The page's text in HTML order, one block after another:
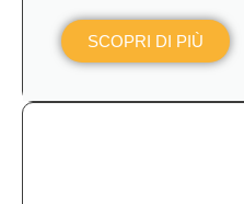
SCOPRI DI PIÙ